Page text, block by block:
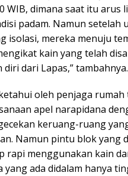
WIB, dimana saat itu arus
padam. Namun setelah
isolasi, mereka menuju
kain yang telah
dari Lapas,” tambahnya.
oleh penjaga rumah
apel narapidana
keruang-ruang
Namun pintu blok yang
rapi menggunakan kain
yang ada didalam hanya